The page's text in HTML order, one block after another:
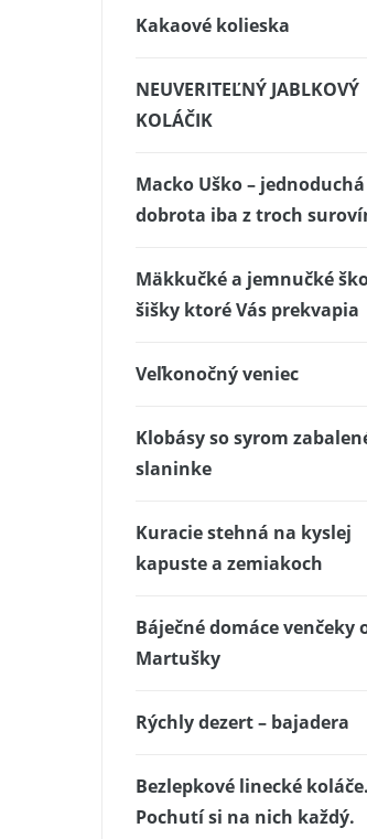
Kakaové kolieska
NEUVERITEĽNÝ JABLKOVÝ
KOLÁČIK
Macko Uško – jednoduchá
dobrota iba z troch
Mäkkučké a jemnučké
šišky ktoré Vás prekvapia
Veľkonočný veniec
Klobásy so syrom
slaninke
Kuracie stehná na kyslej
kapuste a zemiakoch
Báječné domáce venčeky
Martušky
Rýchly dezert – bajadera
Bezlepkové linecké koláče.
Pochutí si na nich každý.